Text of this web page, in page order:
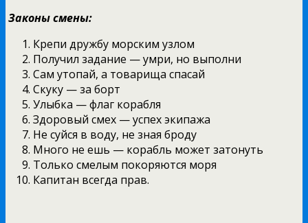
Законы смены:
Крепи дружбу морским узлом
Получил задание — умри, но выполни
Сам утопай, а товарища спасай
Скуку — за борт
Улыбка — флаг корабля
Здоровый смех — успех экипажа
Не суйся в воду, не зная броду
Много не ешь — корабль может затонуть
Только смелым покоряются моря
Капитан всегда прав.